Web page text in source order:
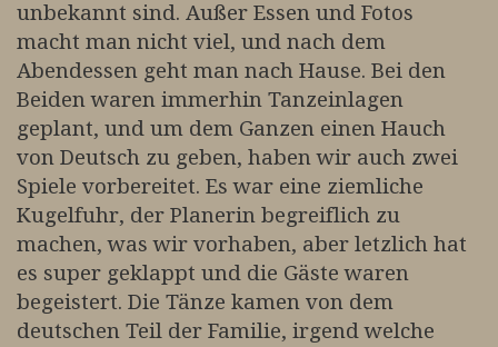
unbekannt sind. Außer Essen und Fotos
macht man nicht viel, und nach dem
Abendessen geht man nach Hause. Bei den
Beiden waren immerhin Tanzeinlagen
geplant, und um dem Ganzen einen Hauch
von Deutsch zu geben, haben wir auch zwei
Spiele vorbereitet. Es war eine ziemliche
Kugelfuhr, der Planerin begreiflich zu
machen, was wir vorhaben, aber letzlich hat
es super geklappt und die Gäste waren
begeistert. Die Tänze kamen von dem
deutschen Teil der Familie, irgend welche